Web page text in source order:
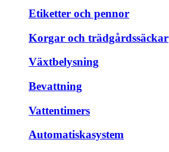
Etiketter och pennor
Korgar och trädgårdssäckar
Växtbelysning
Bevattning
Vattentimers
Automatiskasystem